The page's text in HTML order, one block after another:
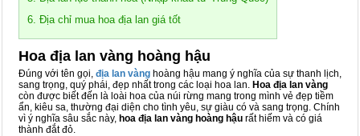
6. Địa chỉ mua hoa địa lan giá tốt
Hoa địa lan vàng hoàng hậu
Đúng với tên gọi, địa lan vàng hoàng hậu mang ý nghĩa của sự thanh lịch,
sang trọng, quý phái, đẹp nhất trong các loại hoa lan. Hoa địa lan vàng
còn được biết đến là loài hoa của núi rừng mang trong mình vẻ đẹp tiềm
ẩn, kiêu sa, thường đại diện cho tình yêu, sự giàu có và sang trọng. Chính
vì ý nghĩa sâu sắc này, hoa địa lan vàng hoàng hậu rất hiếm và có giá
thành đắt đỏ.